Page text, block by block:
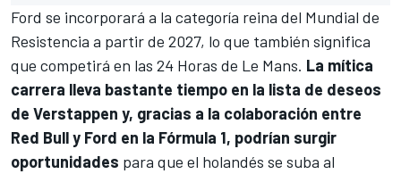
Ford se incorporará a la categoría reina del Mundial de
Resistencia a partir de 2027, lo que también significa
que competirá en las 24 Horas de Le Mans. La mítica
carrera lleva bastante tiempo en la lista de deseos
de Verstappen y, gracias a la colaboración entre
Red Bull y Ford en la Fórmula 1, podrían surgir
oportunidades para que el holandés se suba al